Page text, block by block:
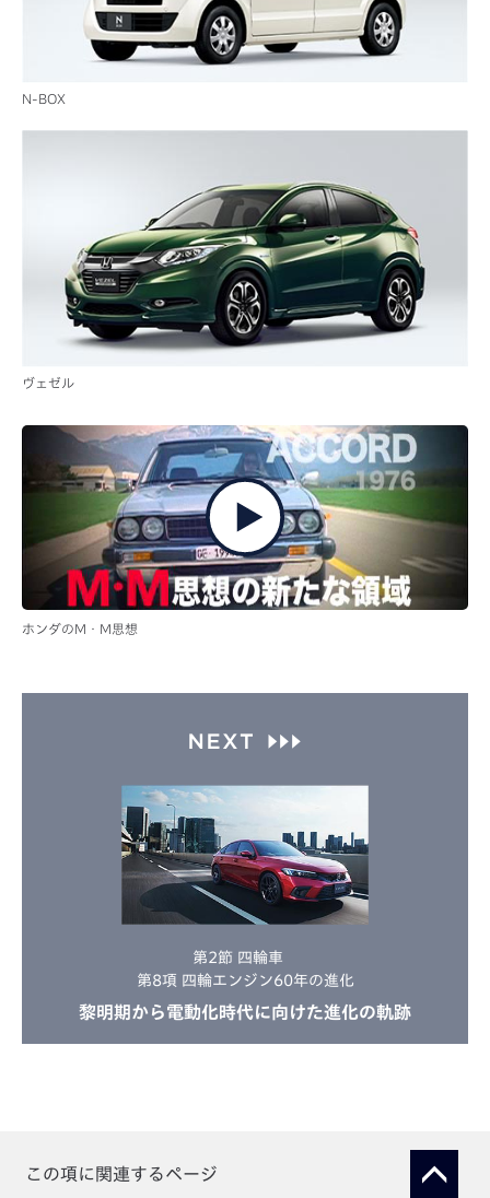
N-BOX
ヴェゼル
ホンダのM・M思想
第2節 四輪車
第8項 四輪エンジン60年の進化
黎明期から電動化時代に向けた進化の軌跡
この項に関連するページ